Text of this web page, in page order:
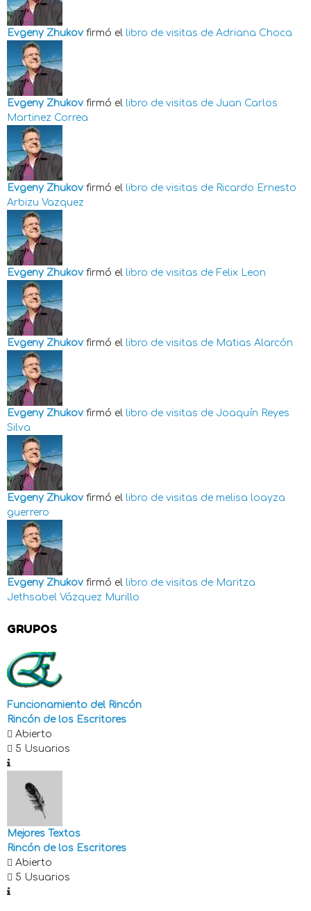
Evgeny Zhukov firmó el libro de visitas de Adriana Choca
Evgeny Zhukov firmó el libro de visitas de Juan Carlos
Martinez Correa
Evgeny Zhukov firmó el libro de visitas de Ricardo Ernesto
Arbizu Vazquez
Evgeny Zhukov firmó el libro de visitas de Felix Leon
Evgeny Zhukov firmó el libro de visitas de Matias Alarcón
Evgeny Zhukov firmó el libro de visitas de Joaquín Reyes
Silva
Evgeny Zhukov firmó el libro de visitas de melisa loayza
guerrero
Evgeny Zhukov firmó el libro de visitas de Maritza
Jethsabel Vázquez Murillo
GRUPOS
Funcionamiento del Rincón
Rincón de los Escritores
Abierto
5 Usuarios
Mejores Textos
Rincón de los Escritores
Abierto
5 Usuarios